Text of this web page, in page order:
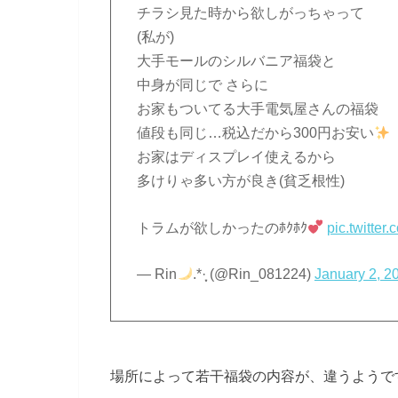
チラシ見た時から欲しがっちゃって
(私が)
大手モールのシルバニア福袋と
中身が同じで さらに
お家もついてる大手電気屋さんの福袋
値段も同じ…税込だから300円お安い
お家はディスプレイ使えるから
多けりゃ多い方が良き(貧乏根性)
トラムが欲しかったのﾎｸﾎｸ
— Rin .*·̩͙ (@Rin_081224) January 2,
場所によって若干福袋の内容が、違うようで